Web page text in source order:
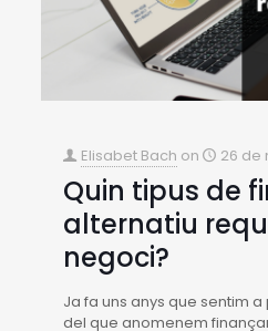
Elisabet Bach on 26 de
Quin tipus de
alternatiu
negoci?
Ja fa uns anys que sentim
del que anomenem